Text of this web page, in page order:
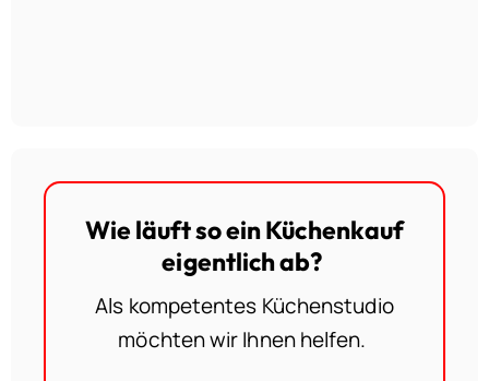
Wie läuft so ein Küchenkauf
eigentlich ab?
Als kompetentes Küchenstudio
möchten wir Ihnen helfen.